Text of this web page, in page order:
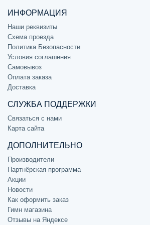
ИНФОРМАЦИЯ
Наши реквизиты
Схема проезда
Политика Безопасности
Условия соглашения
Самовывоз
Оплата заказа
Доставка
СЛУЖБА ПОДДЕРЖКИ
Связаться с нами
Карта сайта
ДОПОЛНИТЕЛЬНО
Производители
Партнёрская программа
Акции
Новости
Как оформить заказ
Гимн магазина
Отзывы на Яндексе